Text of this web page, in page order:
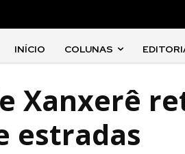
INÍCIO COLUNAS
Xanxerê
estradas